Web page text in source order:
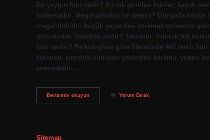
En yaygın fobi nedir? En sık görülen fobiler; kapalı
korkusudur. Megalophobia ne demek? Dünyada
megalofobidir; büyük şeylerden korkmak anlamına
hissederler. Takofobi nedir? Takofobi: Yüksek hız
fobi vardır? Psikologlara göre literatürde 400 farklı
korkusu, simetrik olmayan şeylerden korkma, yutma
arasındadır.…
Devamını okuyunMegalofobi
Ne
Yorum Bırak
Sitemap